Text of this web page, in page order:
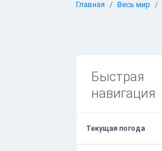
Главная Весь мир
Быстрая
навигация
Текущая погода